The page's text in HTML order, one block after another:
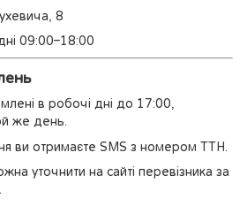
8
09:00–18:00
в робочі дні до 17:00,
же день.
ви отримаєте SMS з номером ТТН.
уточнити на сайті перевізника за